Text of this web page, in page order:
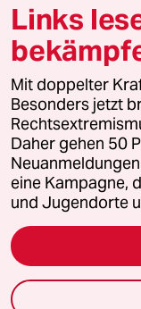
© 2026 taz Verlags
Alle Rechte vorbehalten.
wenden Sie sich bitte an
Feedback
Leitlinie Informant
Seitenwende
Links
Mit doppelter
Besonders jetzt
Daher gehen 50
eine Kampagne,
und Jugendorte